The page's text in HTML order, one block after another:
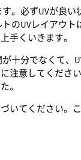
。必ずUVが良
のUVレイアウ
手くいきます。
十分でなくて、
注意してくださ
。
いてください。